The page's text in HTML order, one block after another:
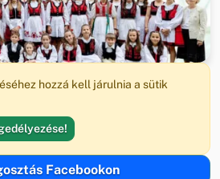
hozzá kell járulnia a sütik
Facebookon